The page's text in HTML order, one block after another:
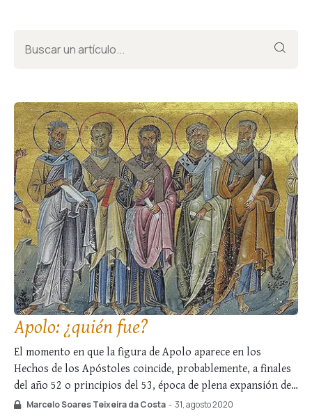
Apolo: ¿quién fue?
El momento en que la figura de Apolo aparece en los
Hechos de los Apóstoles coincide, probablemente, a finales
del año 52 o principios del 53, época de plena expansión de
la Iglesia. Aunque no había pasado mucho tiempo de la
Marcelo Soares Teixeira da Costa - 31, agosto 2020